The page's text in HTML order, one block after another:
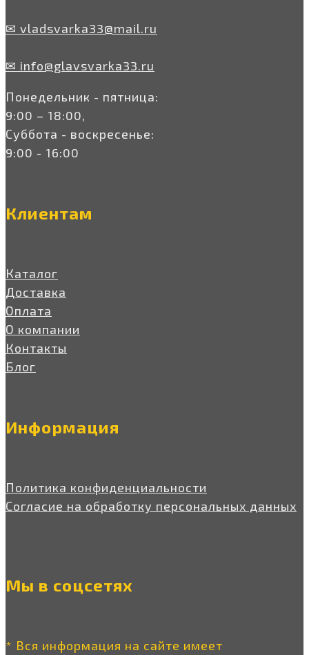
✉ vladsvarka33@mail.ru
✉ info@glavsvarka33.ru
Понедельник - пятница:
9:00 – 18:00,
Суббота - воскресенье:
9:00 - 16:00
Клиентам
Каталог
Доставка
Оплата
О компании
Контакты
Блог
Информация
Политика конфиденциальности
Согласие на обработку персональных данных
Мы в соцсетях
* Вся информация на сайте имеет